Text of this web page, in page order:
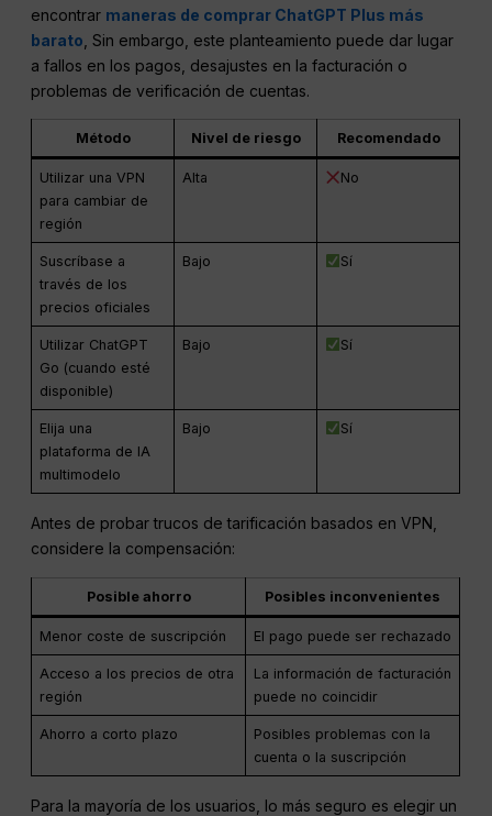
encontrar maneras de comprar ChatGPT Plus más
barato , Sin embargo, este planteamiento puede dar lugar
a fallos en los pagos, desajustes en la facturación o
problemas de verificación de cuentas.
Método Nivel de riesgo Recomendado
Utilizar una VPN
para cambiar de
región
Alta No
Suscríbase a
través de los
precios oficiales
Bajo Sí
Utilizar ChatGPT
Go (cuando esté
disponible)
Bajo Sí
Elija una
plataforma de IA
multimodelo
Bajo Sí
Antes de probar trucos de tarificación basados en VPN,
considere la compensación:
Posible ahorro Posibles inconvenientes
Menor coste de suscripción El pago puede ser rechazado
Acceso a los precios de otra
región
La información de facturación
puede no coincidir
Ahorro a corto plazo
Posibles problemas con la
cuenta o la suscripción
Para la mayoría de los usuarios, lo más seguro es elegir un